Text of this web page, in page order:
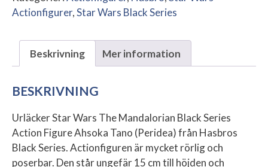
Action
Ahsoka
Tano
(Peridea)
mängd
Actionfigurer,Star Wars Black Series
Beskrivning Mer information
BESKRIVNING
Urläcker Star Wars The Mandalorian Black Series
Action Figure Ahsoka Tano (Peridea) från Hasbros
Black Series. Actionfiguren är mycket rörlig och
poserbar. Den står ungefär 15 cm till höjden och